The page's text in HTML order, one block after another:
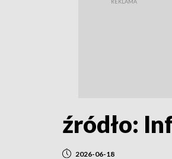
źródło:
2026-06-18